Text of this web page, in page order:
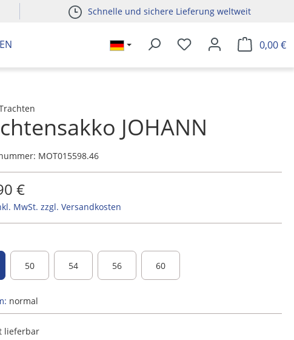
Schnelle und sichere Lieferung weltweit
0,00 €
JOHANN
MOT015598.46
€
MwSt. zzgl. Versandkosten
50 54 56 60
normal
lieferbar